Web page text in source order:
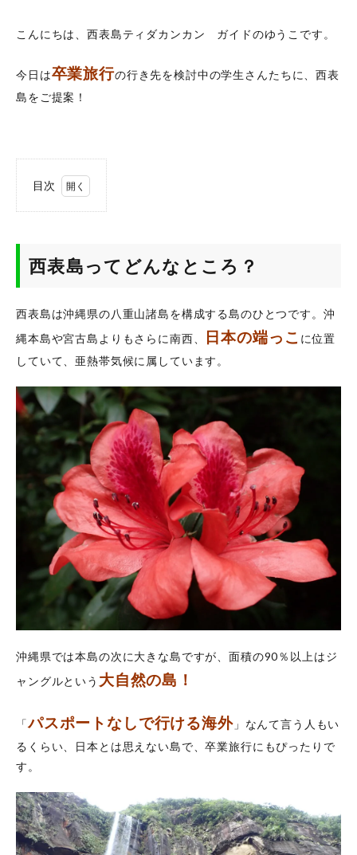
こんにちは、西表島ティダカンカン ガイドのゆうこです。
今日は卒業旅行の行き先を検討中の学生さんたちに、西表
島をご提案！
目次
んな
とこ
2
西表
はど
って
行く
の？
3
旅
行
が
め
理
由
卒
旅
に
お
す
す
め
の
西表島ってどんなところ？
西表島は沖縄県の八重山諸島を構成する島のひとつです。沖
縄本島や宮古島よりもさらに南西、
日本の端っこ に位置
していて、亜熱帯気候に属しています。
沖縄県では本島の次に大きな島ですが、面積の90％以上はジ
ャングルという 大自然の島！
「パスポートなしで行ける海外」なんて言う人もい
るくらい、日本とは思えない島で、卒業旅行にもぴったりで
す。